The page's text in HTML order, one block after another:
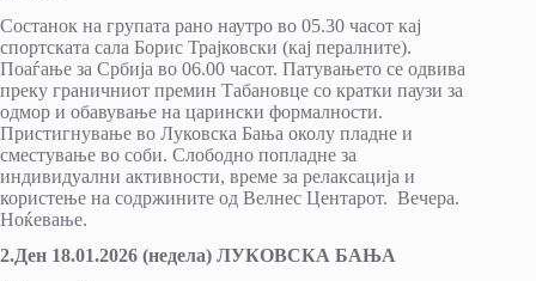
Состанок на групата рано наутро во 05.30 часот кај
спортската сала Борис Трајковски (кај пералните).
Поаѓање за Србија во 06.00 часот. Патувањето се одвива
преку граничниот премин Табановце со кратки паузи за
одмор и обавување на царински формалности.
Пристигнување во Луковска Бања околу пладне и
сместување во соби. Слободно попладне за
индивидуални активности, време за релаксација и
користење на содржините од Велнес Центарот. Вечера.
Ноќевање.
2.Ден 18.01.2026 (недела) ЛУКОВСКА БАЊА